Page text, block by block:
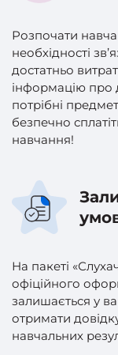
Розпочати
необхідності
достатньо
інформацію про
потрібні
безпечно
навчання!
На пакеті
офіційного
залишається у
отримати
навчальних